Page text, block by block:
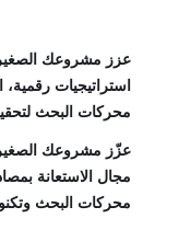
عزز مشروعك
استراتيجيات
محركات البحث
مجال الاستعانة
محركات البحث